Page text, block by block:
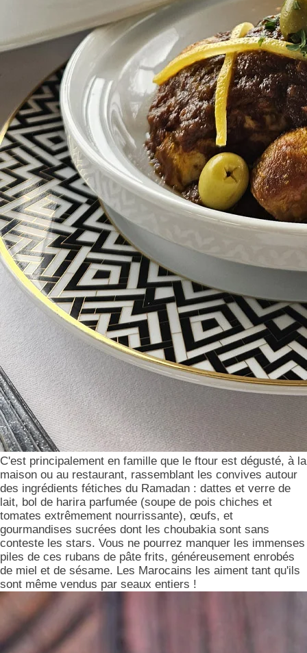
C'est principalement en famille que le ftour est dégusté, à la
maison ou au restaurant, rassemblant les convives autour
des ingrédients fétiches du Ramadan : dattes et verre de
lait, bol de harira parfumée (soupe de pois chiches et
tomates extrêmement nourrissante), œufs, et
gourmandises sucrées dont les choubakia sont sans
conteste les stars. Vous ne pourrez manquer les immenses
piles de ces rubans de pâte frits, généreusement enrobés
de miel et de sésame. Les Marocains les aiment tant qu'ils
sont même vendus par seaux entiers !